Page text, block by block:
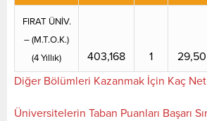
FIRAT ÜNİV.
– (M.T.O.K.)
(4 Yıllık)
403,168 1 29,50
Diğer Bölümleri Kazanmak İçin Kaç
Üniversitelerin Taban Puanları Başarı